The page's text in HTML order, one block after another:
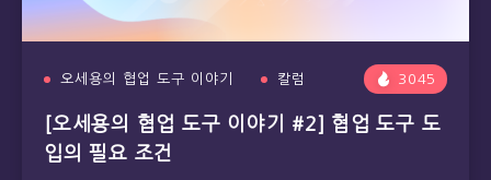
오세용의 협업 도구 이야기 칼럼 3045
[오세용의 협업 도구 이야기 #2] 협업 도구 도
입의 필요 조건